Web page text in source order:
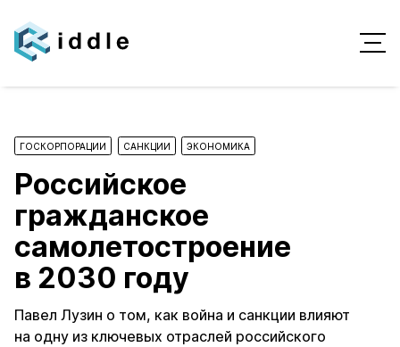
ГОСКОРПОРАЦИИ САНКЦИИ ЭКОНОМИКА
Российское
гражданское
самолетостроение
в 2030 году
Павел Лузин о том, как война и санкции влияют
на одну из ключевых отраслей российского